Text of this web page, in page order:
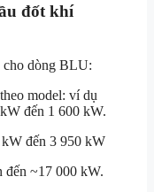
đốt khí
cho dòng BLU:
model: ví dụ
đến 1 600 kW.
đến 3 950 kW
đến ~17 000 kW.